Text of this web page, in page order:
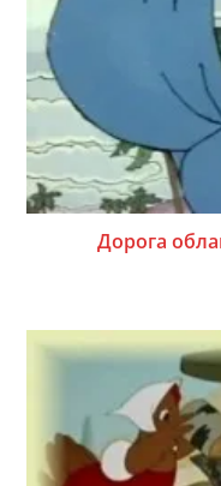
Дорога